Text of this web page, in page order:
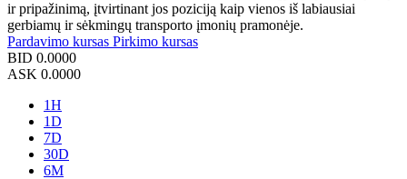
ir pripažinimą, įtvirtinant jos poziciją kaip vienos iš labiausiai
gerbiamų ir sėkmingų transporto įmonių pramonėje.
Pardavimo kursas Pirkimo kursas
BID 0.0000
ASK 0.0000
1H
1D
7D
30D
6M